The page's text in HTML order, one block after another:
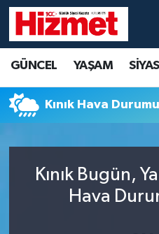
GÜNCEL YAŞAM
Kınık Hava Durumu
Kınık Bugün,
Hava
YAŞAM
SİYASET
EKONOMİ
Denizli Hava Durumu
Denizli Trafik
Tüm Manşetler